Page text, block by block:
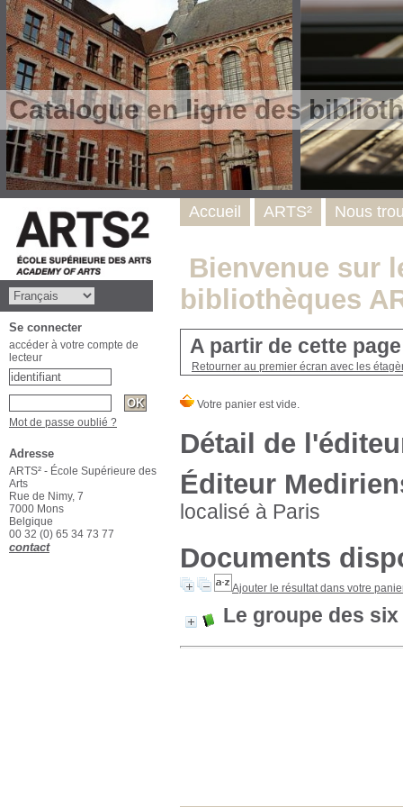
Catalogue en ligne des
Bienvenue sur
bibliothèques
A partir de cette
Retourner au premier écran avec les
Détail de
Éditeur
localisé à Paris
Documents
Ajouter le résultat dans votre
Le groupe des six
Accueil ARTS² Nous
Se connecter
accéder à votre compte de
lecteur
Mot de passe oublié ?
Adresse
ARTS² - École Supérieure des
Arts
Rue de Nimy, 7
7000 Mons
Belgique
00 32 (0) 65 34 73 77
contact